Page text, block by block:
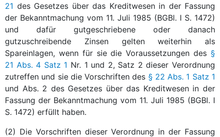
21 des Gesetzes über das Kreditwesen in der Fassung
der Bekanntmachung vom 11. Juli 1985 (BGBl. I S. 1472)
und dafür gutgeschriebene oder danach
gutzuschreibende Zinsen gelten weiterhin als
Spareinlagen, wenn für sie die Voraussetzungen des §
21 Abs. 4 Satz 1 Nr. 1 und 2, Satz 2 dieser Verordnung
zutreffen und sie die Vorschriften des § 22 Abs. 1 Satz 1
und Abs. 2 des Gesetzes über das Kreditwesen in der
Fassung der Bekanntmachung vom 11. Juli 1985 (BGBl. I
S. 1472) erfüllt haben.
(2) Die Vorschriften dieser Verordnung in der Fassung